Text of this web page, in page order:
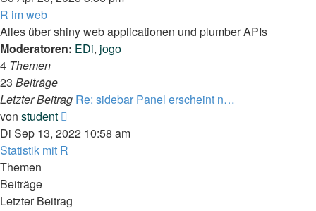
R im web
Alles über shiny web applicationen und plumber APIs
Moderatoren: EDi, jogo
4 Themen
23 Beiträge
Letzter Beitrag Re: sidebar Panel erscheint n…
von student
Beitrag
Di Sep 13, 2022 10:58 am
Statistik mit R
Themen
Beiträge
Letzter Beitrag